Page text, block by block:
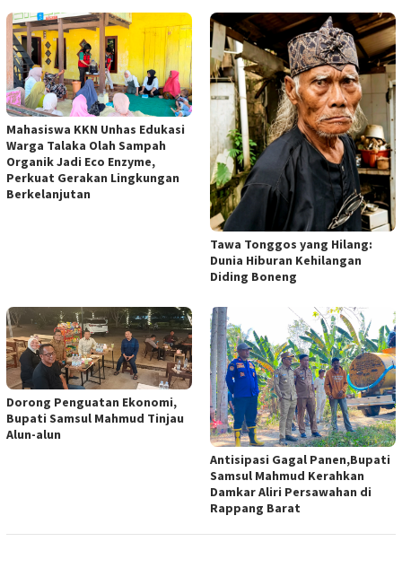
Mahasiswa KKN Unhas Edukasi
Warga Talaka Olah Sampah
Organik Jadi Eco Enzyme,
Perkuat Gerakan Lingkungan
Berkelanjutan
Tawa Tonggos yang Hilang:
Dunia Hiburan Kehilangan
Diding Boneng
Dorong Penguatan Ekonomi,
Bupati Samsul Mahmud Tinjau
Alun-alun
Antisipasi Gagal Panen,Bupati
Samsul Mahmud Kerahkan
Damkar Aliri Persawahan di
Rappang Barat